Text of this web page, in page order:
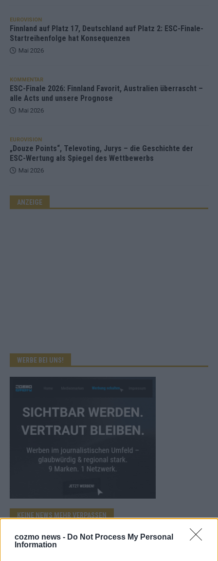
cozmo news - Do Not Process My Personal
Information
EUROVISION
Finnland auf Platz 17, Deutschland auf Platz 2: ESC-Finale-
Startreihenfolge hat Konsequenzen
Mai 2026
KOMMENTAR
ESC-Finale 2026: Finnland Favorit, Australien überrascht –
alle Acts und unsere Prognose
Mai 2026
EUROVISION
„Douze Points“, Televoting, Jurys – die Geschichte der
ESC-Wertung als Spiegel des Wettbewerbs
Mai 2026
ANZEIGE
WERBE BEI UNS!
KEINE NEWS MEHR VERPASSEN